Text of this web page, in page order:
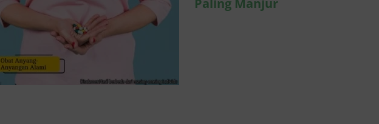
Paling Manjur
Penyebab Keluar
Nanah dari Kelamin
dan Cara Mengatasi